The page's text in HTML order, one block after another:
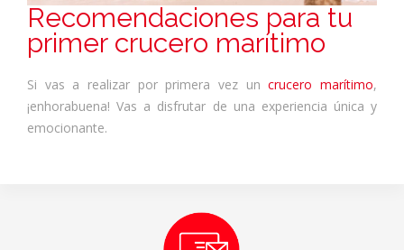
Recomendaciones para tu
primer crucero marítimo
Si vas a realizar por primera vez uncrucero marítimo,
¡enhorabuena! Vas a disfrutar de una experiencia única y
emocionante.